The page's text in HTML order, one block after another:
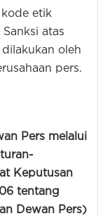
kode etik
atas
oleh
pers.
Pers melalui
Keputusan
tentang
Dewan Pers)